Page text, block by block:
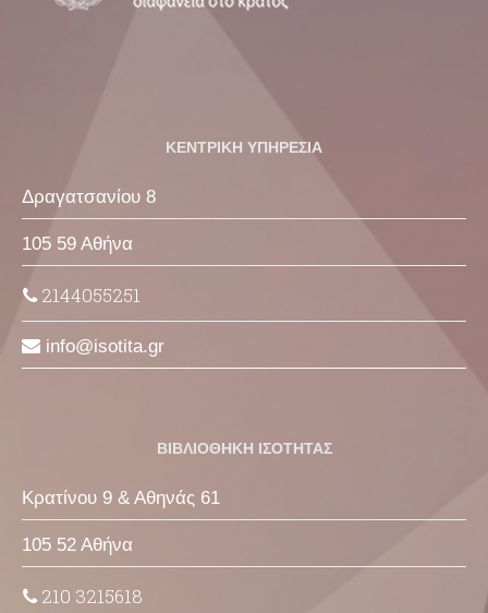
ΚΕΝΤΡΙΚΗ ΥΠΗΡΕΣΙΑ
Δραγατσανίου 8
105 59 Αθήνα
2144055251
info isotita gr
ΒΙΒΛΙΟΘΗΚΗ ΙΣΟΤΗΤΑΣ
Κρατίνου 9 & Αθηνάς 61
105 52 Αθήνα
210 3215618